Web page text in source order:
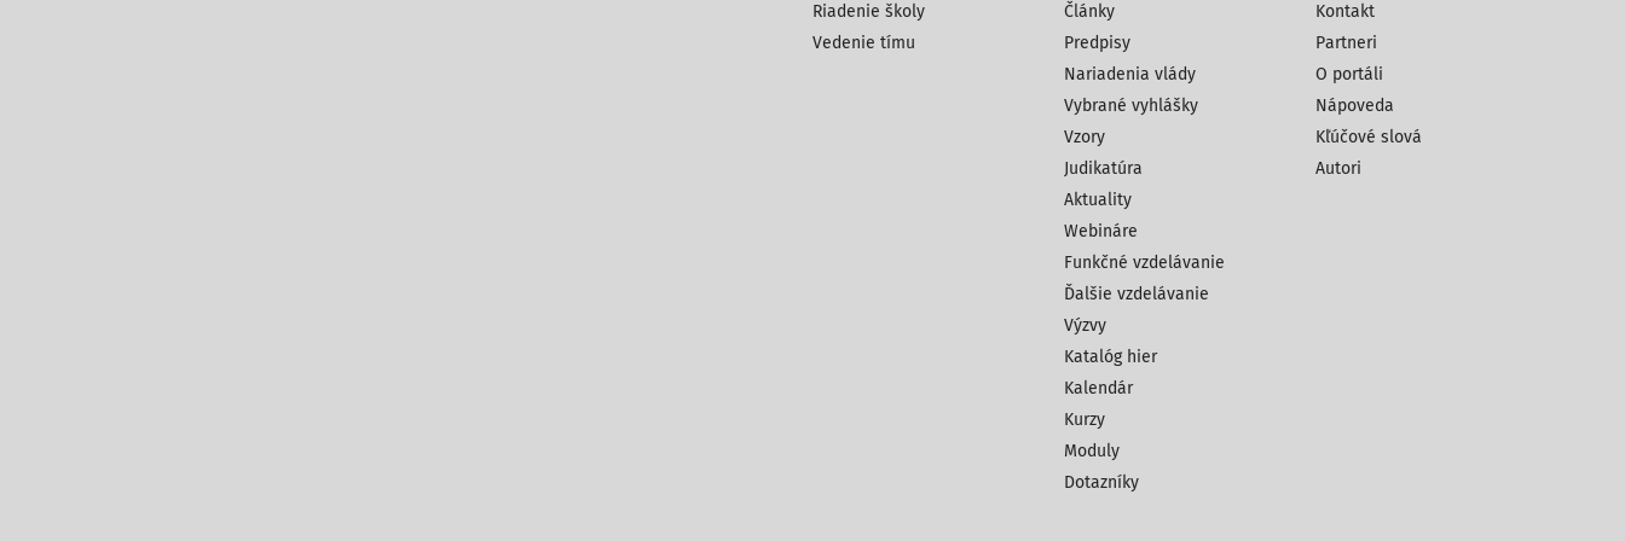
Riadenie školy
Vedenie tímu
Články
Predpisy
Nariadenia vlády
Vybrané vyhlášky
Vzory
Judikatúra
Aktuality
Webináre
Funkčné vzdelávanie
Ďalšie vzdelávanie
Výzvy
Katalóg hier
Kalendár
Kurzy
Moduly
Dotazníky
Kontakt
Partneri
O portáli
Nápoveda
Kľúčové slová
Autori